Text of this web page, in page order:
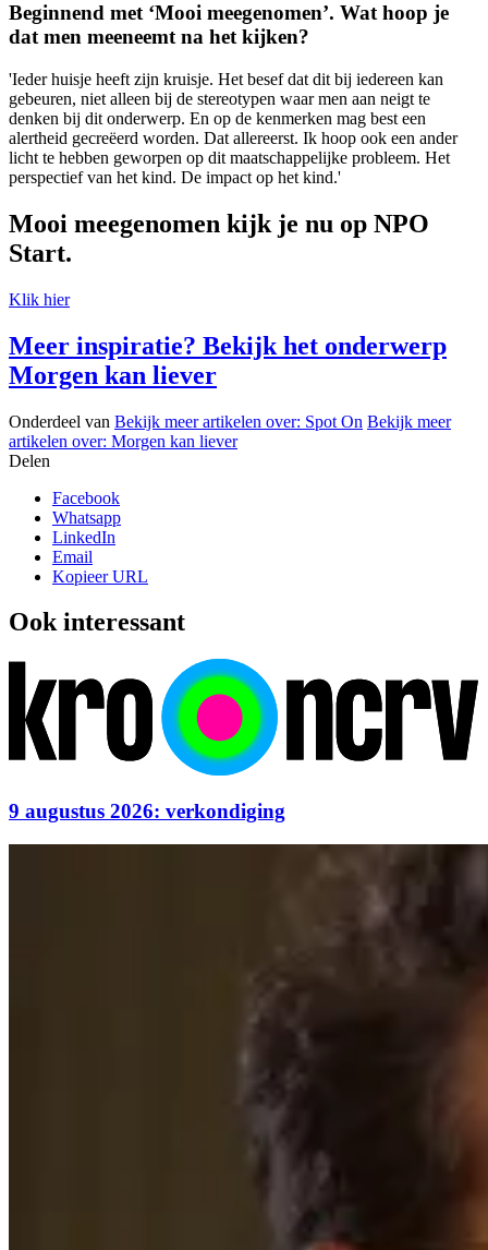
Beginnend met ‘Mooi meegenomen’. Wat hoop je
dat men meeneemt na het kijken?
'Ieder huisje heeft zijn kruisje. Het besef dat dit bij iedereen kan
gebeuren, niet alleen bij de stereotypen waar men aan neigt te
denken bij dit onderwerp. En op de kenmerken mag best een
alertheid gecreëerd worden. Dat allereerst. Ik hoop ook een ander
licht te hebben geworpen op dit maatschappelijke probleem. Het
perspectief van het kind. De impact op het kind.'
Mooi meegenomen kijk je nu op NPO
Start.
Klik hier
Meer inspiratie? Bekijk het onderwerp
Morgen kan liever
Onderdeel van Bekijk meer artikelen over: Spot On Bekijk meer
artikelen over: Morgen kan liever
Delen
Facebook
Whatsapp
LinkedIn
Email
Kopieer URL
Ook interessant
9 augustus 2026: verkondiging